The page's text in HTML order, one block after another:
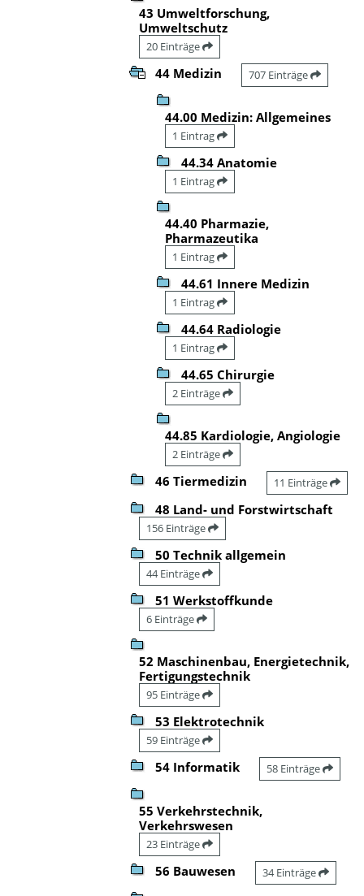
43 Umweltforschung,
Umweltschutz
20 Einträge
44 Medizin 707 Einträge
44.00 Medizin: Allgemeines
1 Eintrag
44.34 Anatomie
1 Eintrag
44.40 Pharmazie,
Pharmazeutika
1 Eintrag
44.61 Innere Medizin
1 Eintrag
44.64 Radiologie
1 Eintrag
44.65 Chirurgie
2 Einträge
44.85 Kardiologie, Angiologie
2 Einträge
46 Tiermedizin 11 Einträge
48 Land- und Forstwirtschaft
156 Einträge
50 Technik allgemein
44 Einträge
51 Werkstoffkunde
6 Einträge
52 Maschinenbau, Energietechnik,
Fertigungstechnik
95 Einträge
53 Elektrotechnik
59 Einträge
54 Informatik 58 Einträge
55 Verkehrstechnik,
Verkehrswesen
23 Einträge
56 Bauwesen 34 Einträge